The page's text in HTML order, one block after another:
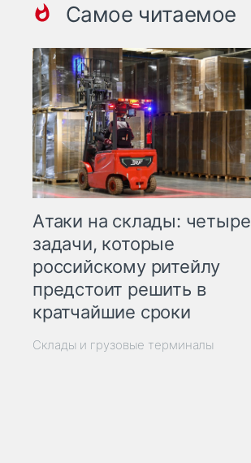
Самое читаемое
Атаки на склады: четыре
задачи, которые
российскому ритейлу
предстоит решить в
кратчайшие сроки
Склады и грузовые терминалы